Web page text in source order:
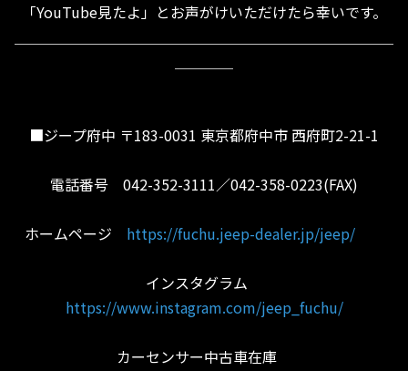
「YouTube見たよ」とお声がけいただけたら幸いです。
■ジープ府中 〒183-0031 東京都府中市 西府町2-21-1
電話番号 042-352-3111／042-358-0223(FAX)
ホームページ https://fuchu.jeep-dealer.jp/jeep/
インスタグラム
https://www.instagram.com/jeep_fuchu/
カーセンサー中古車在庫